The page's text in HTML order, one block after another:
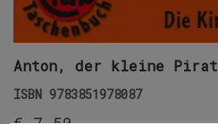
Anton, der kleine Pirat
ISBN 9783851978087